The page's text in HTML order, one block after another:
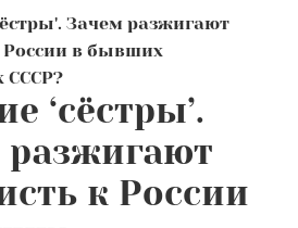
‘сёстры’.
разжигают
к России